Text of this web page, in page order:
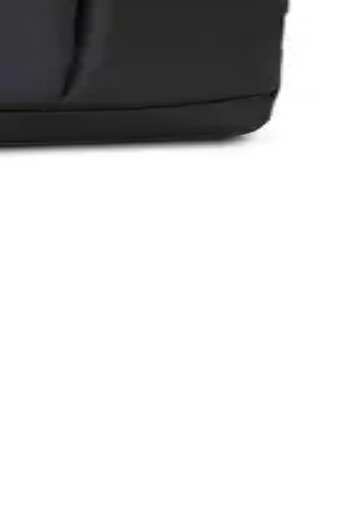
ihtiyaçlarınızı karşılar.
yardımcı oluyoruz.
en uygun seçeneği belirlemenize yardımcı oluyor.